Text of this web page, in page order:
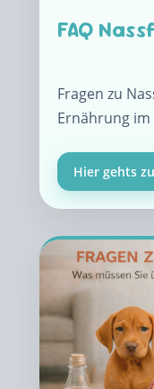
FAQ
Fragen zu
Ernährung
Hier gehts